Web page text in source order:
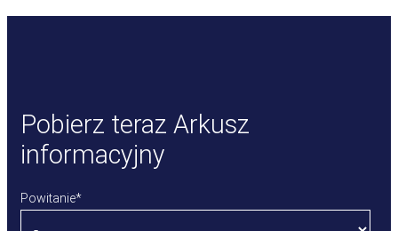
Pobierz teraz Arkusz
informacyjny
Powitanie*